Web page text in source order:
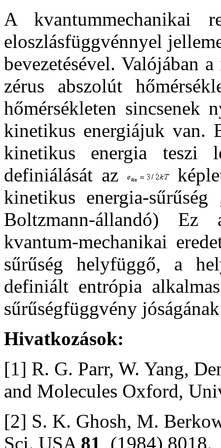
A kvantummechanikai
eloszlásfüggvénnyel
bevezetésével. Valójában
zérus abszolút
hőmérsékleten sincsenek
kinetikus energiájuk van.
kinetikus energia teszi
definiálását az
kinetikus energia-
Boltzmann-állandó)
kvantum-mechanikai
sűrűség helyfüggő, a
definiált entrópia
sűrűségfüggvény
Hivatkozások:
[1] R. G. Parr, W. Yang,
and Molecules Oxford,
[2] S. K. Ghosh, M.
Sci. USA 81 , (1984) 8018.